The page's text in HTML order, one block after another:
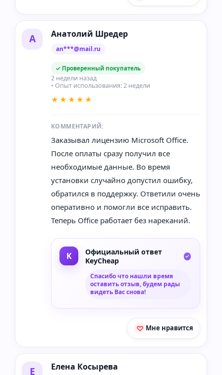
А Анатолий Шредер
an***@mail.ru
✓ Проверенный покупатель
2 недели назад
• Опыт использования: 2 недели
★★★★★
КОММЕНТАРИЙ:
Заказывал лицензию Microsoft Office.
После оплаты сразу получил все
необходимые данные. Во время
установки случайно допустил ошибку,
обратился в поддержку. Ответили очень
оперативно и помогли все исправить.
Теперь Office работает без нареканий.
Официальный ответ
KeyCheap
Спасибо что нашли время
оставить отзыв, будем рады
видеть Вас снова!
Мне нравится
Е Елена Косырева